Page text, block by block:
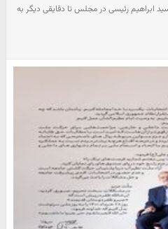
ابراهیم رئیسی در مجلس تا دقایقی دیگر به